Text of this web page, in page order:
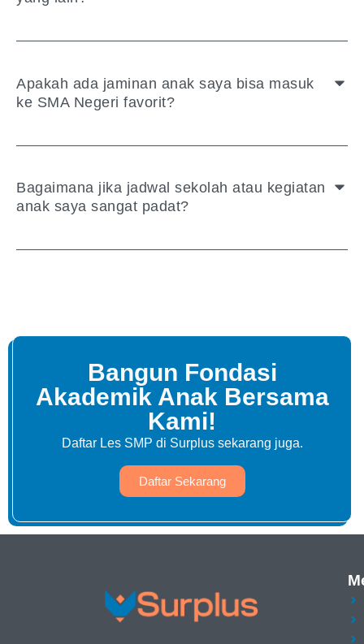
Apakah ada jaminan anak saya bisa masuk
ke SMA Negeri favorit?
Bagaimana jika jadwal sekolah atau kegiatan
anak saya sangat padat?
Bangun Fondasi
Akademik Anak Bersama
Kami!
Daftar Les SMP di Surplus sekarang juga.
Daftar Sekarang